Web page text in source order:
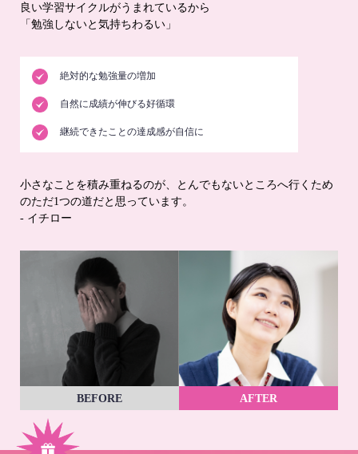
良い学習サイクルがうまれているから
「勉強しないと気持ちわるい」
絶対的な勉強量の増加
自然に成績が伸びる好循環
継続できたことの達成感が自信に
小さなことを積み重ねるのが、とんでもないところへ行くため
のただ1つの道だと思っています。
- イチロー
BEFORE AFTER